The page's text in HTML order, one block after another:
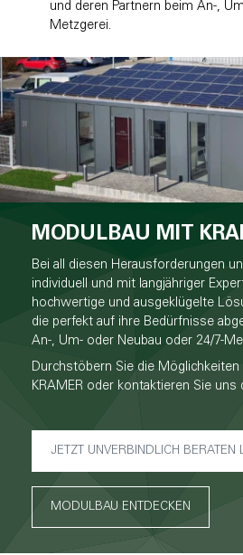
und deren Partnern beim An-,
Metzgerei.
MODULBAU MIT
Bei all diesen Herausforderungen
individuell und mit langjähriger
hochwertige und ausgeklügelte
die perfekt auf ihre Bedürfnisse
An-, Um- oder Neubau oder 24/7-
Durchstöbern Sie die
KRAMER oder kontaktieren Sie uns
JETZT UNVERBINDLICH BERATEN
MODULBAU ENTDECKEN